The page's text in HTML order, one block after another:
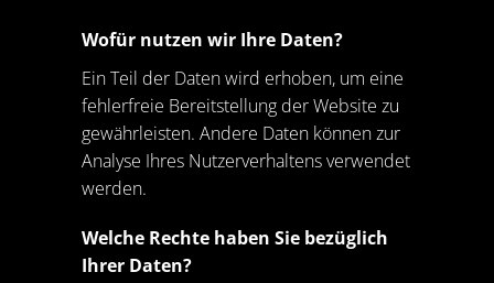
Wofür nutzen wir Ihre Daten?
Ein Teil der Daten wird erhoben, um eine
fehlerfreie Bereitstellung der Website zu
gewährleisten. Andere Daten können zur
Analyse Ihres Nutzerverhaltens verwendet
werden.
Welche Rechte haben Sie bezüglich
Ihrer Daten?